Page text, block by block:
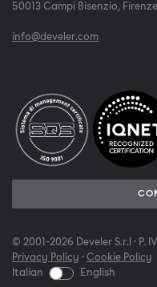
50013 Campi Bisenzio, Firenze
info@develer.com
© 2001-2026 Develer S.r.l · P.
Privacy Policy · Cookie Policy
Italian
English